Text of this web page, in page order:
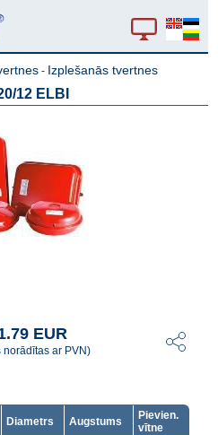
- Izplešanās tvertnes
12 ELBI
EUR
norādītas ar PVN)
Diametrs Augstums
Pievien.
vītne